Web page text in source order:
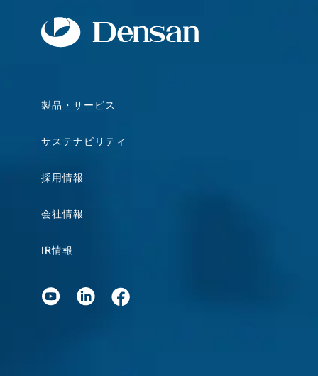
製品・サービス
サステナビリティ
採用情報
会社情報
IR情報